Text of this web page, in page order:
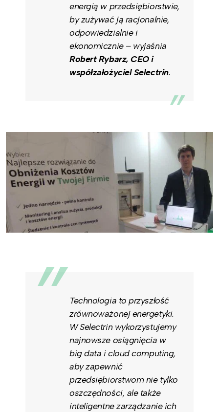
energią w przedsiębiorstwie,
by zużywać ją racjonalnie,
odpowiedzialnie i
ekonomicznie – wyjaśnia
Robert Rybarz, CEO i
współzałożyciel Selectrin.
Technologia to przyszłość
zrównoważonej energetyki.
W Selectrin wykorzystujemy
najnowsze osiągnięcia w
big data i cloud computing,
aby zapewnić
przedsiębiorstwom nie tylko
oszczędności, ale także
inteligentne zarządzanie ich